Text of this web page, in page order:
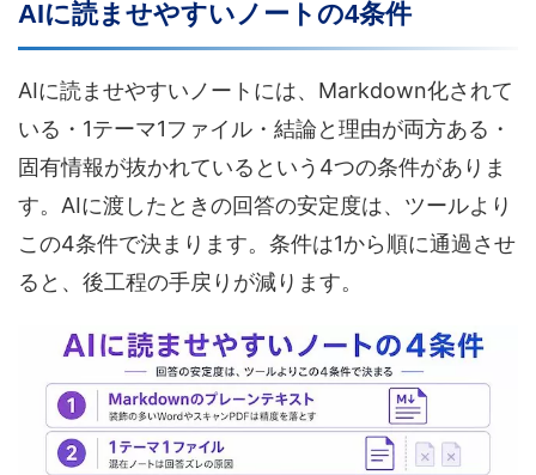
AIに読ませやすいノートの4条件
AIに読ませやすいノートには、Markdown化されて
いる・1テーマ1ファイル・結論と理由が両方ある・
固有情報が抜かれているという4つの条件がありま
す。AIに渡したときの回答の安定度は、ツールより
この4条件で決まります。条件は1から順に通過させ
ると、後工程の手戻りが減ります。